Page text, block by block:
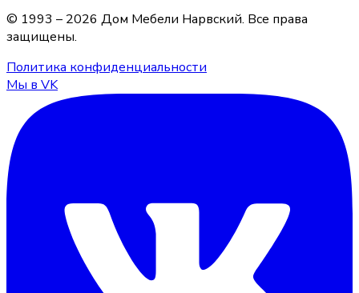
© 1993 – 2026 Дом Мебели Нарвский. Все права
защищены.
Политика конфиденциальности
Мы в VK